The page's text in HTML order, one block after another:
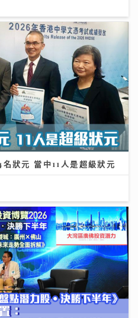
狀元 當中11人是超級狀元